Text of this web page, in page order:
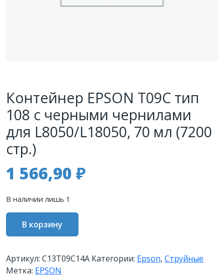
Контейнер EPSON T09C тип
108 с черными чернилами
для L8050/L18050, 70 мл (7200
стр.)
1 566,90 ₽
В наличии лишь 1
Количество
товара
EPSON
T09C
В корзину
Артикул: C13T09C14A Категории: Epson, Струйные
Метка: EPSON